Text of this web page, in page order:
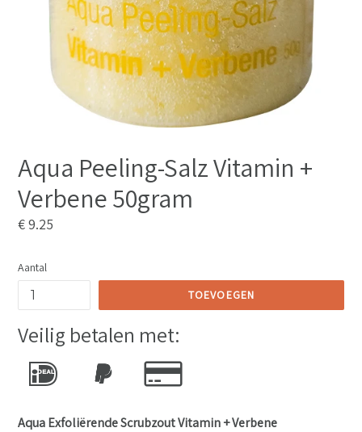
Aqua Peeling-Salz Vitamin +
Verbene 50gram
Normale
€ 9.25
Aantal
TOEVOEGEN
Veilig betalen met:
AquaExfoliërendeScrubzout Vitamin + Verbene